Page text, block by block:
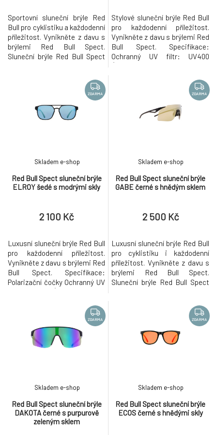
Sportovní sluneční brýle Red
Bull pro cyklistiku a každodenní
příležitost. Vynikněte z davu s
brýlemi Red Bull Spect.
Sluneční brýle Red Bull Spect
Polykarbonátové sklo Ochranný
UV filtr: UV400 Úroveň ochrany
před světlem: S3 (vhodné pro
jasné světelné podmínky,
Stylové sluneční brýle Red Bull
pro každodenní příležitost.
Vynikněte z davu s brýlemi Red
Bull Spect. Specifikace:
Ochranný UV filtr: UV400
podmínky, intenzivní sluneční
záření, vynikající ochrana proti
infračervenému záření)
Materiál: TR90 (termoplast
vyvinutý ve Švýcarsku, kte
ZDARMA
Red Bull Spect sluneční brýle
ELROY šedé s modrými skly
Skladem e-shop
2 100 Kč
Luxusní sluneční brýle Red Bull
pro každodenní příležitost.
Vynikněte z davu s brýlemi Red
Bull Spect. Specifikace:
Polarizační čočky Ochranný UV
jasné světelné podmínky,
intenzivní sluneční záření,
vynikající ochrana proti
infračervenému záření)
Materiál: G850 speciální druh
ZDARMA
Red Bull Spect sluneční brýle
GABE černé s hnědým sklem
Skladem e-shop
2 500 Kč
Luxusní sluneční brýle Red Bull
pro cyklistiku i každodenní
příležitost. Vynikněte z davu s
brýlemi Red Bull Spect.
Sluneční brýle Red Bull Spect
sklo Ochranný UV filtr: UV400
Úroveň ochrany před světlem:
S3 (vhodné pro jasné světelné
podmínky, intenzivní sluneční
ZDARMA
Red Bull Spect sluneční brýle
DAKOTA černé s purpurově
zeleným sklem
Skladem e-shop
ZDARMA
Red Bull Spect sluneční brýle
ECOS černé s hnědými skly
Skladem e-shop